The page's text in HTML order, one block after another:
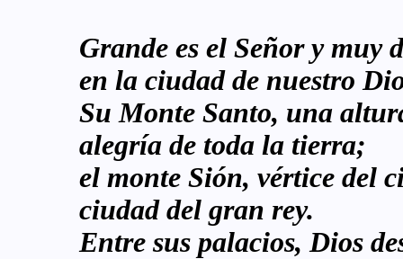
Grande es el Señor y muy
en la ciudad de nuestro
Su Monte Santo, una
alegría de toda la tierra;
el monte Sión, vértice del
ciudad del gran rey.
Entre sus palacios, Dios